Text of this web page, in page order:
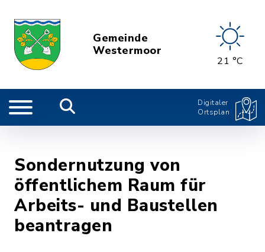
Gemeinde
Westermoor
21 °C
Digitaler
Ortsplan
Sondernutzung von
öffentlichem Raum für
Arbeits- und Baustellen
beantragen